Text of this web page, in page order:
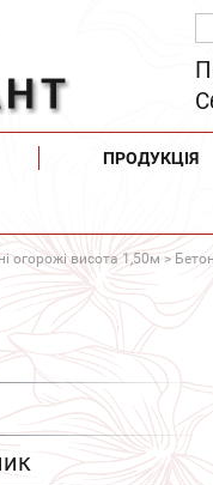
ПРОДУКЦІЯ
огорожі висота 1,50м >